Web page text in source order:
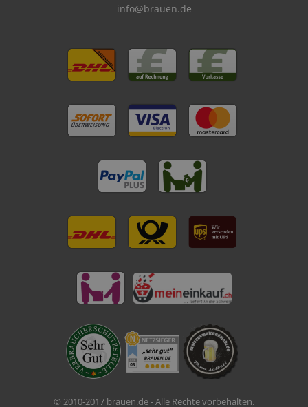
info@brauen.de
© 2010-2017 brauen.de - Alle Rechte vorbehalten.